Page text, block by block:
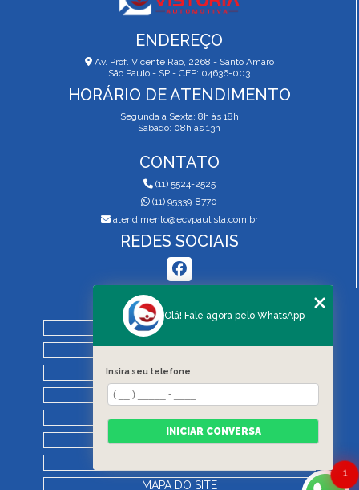
ENDEREÇO
Av. Prof. Vicente Rao, 2268 - Santo Amaro
São Paulo - SP - CEP: 04636-003
HORÁRIO DE ATENDIMENTO
Segunda a Sexta: 8h às 18h
Sábado: 08h às 13h
CONTATO
(11) 5524-2525
(11) 95339-8770
atendimento@ecvpaulista.com.br
REDES SOCIAIS
MENU
QUEM SOMOS
SERVIÇOS
BLOG
REGRAS DE VISTORIA
MAPA DO SITE
1
Olá! Fale agora pelo WhatsApp
Insira seu telefone
INICIAR CONVERSA